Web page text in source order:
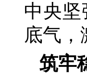
中央
底气，
筑牢